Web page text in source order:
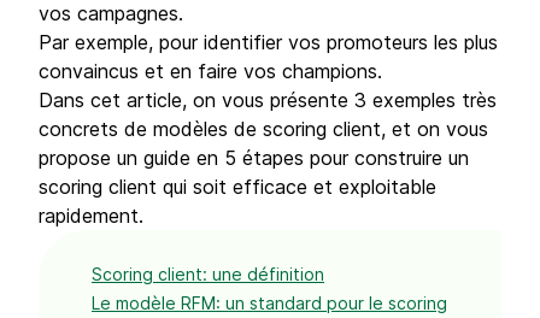
vos campagnes.
Par exemple, pour identifier vos promoteurs les plus
convaincus et en faire vos champions.
Dans cet article, on vous présente 3 exemples très
concrets de modèles de scoring client, et on vous
propose un guide en 5 étapes pour construire un
scoring client qui soit efficace et exploitable
rapidement.
Scoring client: une définition
Le modèle RFM: un standard pour le scoring